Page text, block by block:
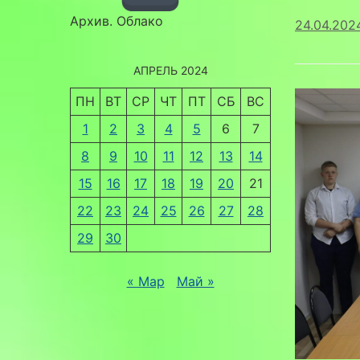
Архив. Облако
АПРЕЛЬ 2024
ПН ВТ СР ЧТ ПТ СБ
ВС
1
2 3 4 5 6
7
8
9 10 11 12 13
14
15
16 17 18 19 20
21
22
23 24 25 26 27
28
29
30
« Мар Май »